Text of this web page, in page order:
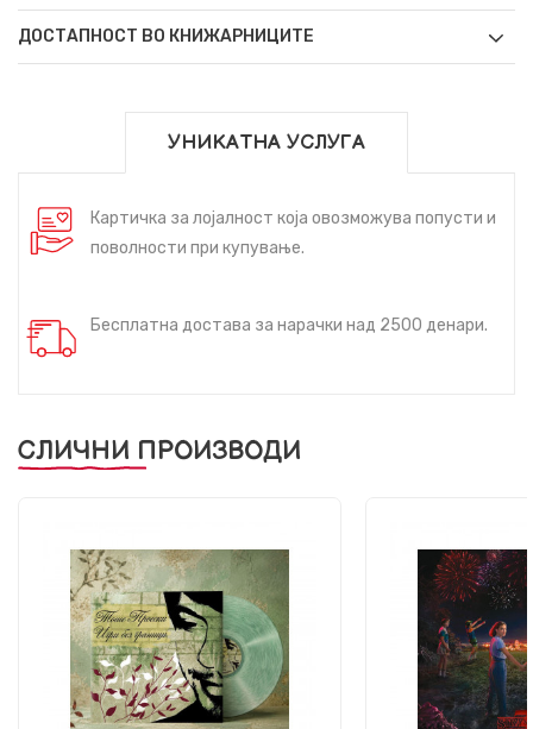
ДОСТАПНОСТ ВО КНИЖАРНИЦИТЕ
УНИКАТНА УСЛУГА
Картичка за лојалност која овозможува попусти и
поволности при купување.
Бесплатна достава за нарачки над 2500 денари.
СЛИЧНИ ПРОИЗВОДИ